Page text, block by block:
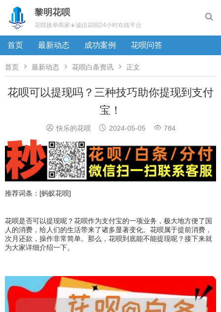

黎明花呗
花呗接单商家☀️诚信花呗24小时在线平台
首页 最新动态 成功案例 花呗问答
首页  最新动态  花呗白条资讯  正文
花呗可以提现吗？三种技巧助你提现到支付
宝！
 快乐的花呗  2024-05-05  784
推荐词条：[蚂蚁花呗]
花呗是否可以提现呢？花呗作为支付宝的一项业务，极大地方便了国
人的消费，给人们的生活带来了诸多显著变化。花呗属于提前消费，
次月还款，操作非常简单。那么，花呗到底能不能提现呢？接下来就
为大家详细介绍一下。